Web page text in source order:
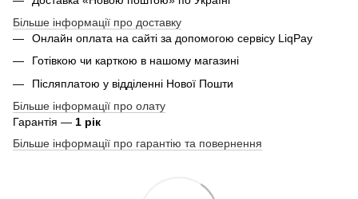
Більше інформації про доставку
Онлайн оплата на сайті за допомогою сервісу LiqPay
Готівкою чи карткою в нашому магазині
Післяплатою у відділенні Нової Пошти
Більше інформації про олату
Гарантія — 1 рік
Більше інформації про гарантію та повернення